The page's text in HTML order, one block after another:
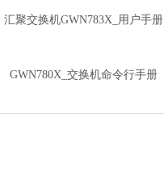
汇聚交换机GWN783X_用户手册
GWN780X_交换机命令行手册